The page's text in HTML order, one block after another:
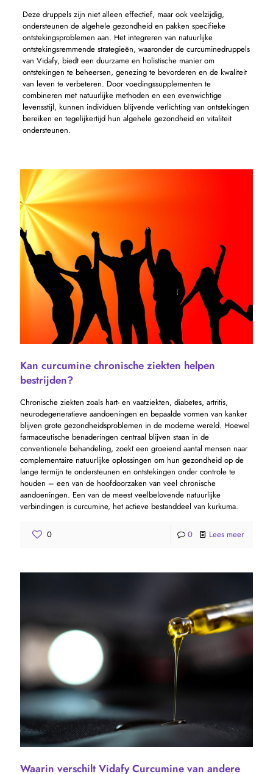
Deze druppels zijn niet alleen effectief, maar ook veelzijdig,
ondersteunen de algehele gezondheid en pakken specifieke
ontstekingsproblemen aan. Het integreren van natuurlijke
ontstekingsremmende strategieën, waaronder de curcuminedruppels
van Vidafy, biedt een duurzame en holistische manier om
ontstekingen te beheersen, genezing te bevorderen en de kwaliteit
van leven te verbeteren. Door voedingssupplementen te
combineren met natuurlijke methoden en een evenwichtige
levensstijl, kunnen individuen blijvende verlichting van ontstekingen
bereiken en tegelijkertijd hun algehele gezondheid en vitaliteit
ondersteunen.
Kan curcumine chronische ziekten helpen
bestrijden?
Chronische ziekten zoals hart- en vaatziekten, diabetes, artritis,
neurodegeneratieve aandoeningen en bepaalde vormen van kanker
blijven grote gezondheidsproblemen in de moderne wereld. Hoewel
farmaceutische benaderingen centraal blijven staan ​​in de
conventionele behandeling, zoekt een groeiend aantal mensen naar
complementaire natuurlijke oplossingen om hun gezondheid op de
lange termijn te ondersteunen en ontstekingen onder controle te
houden – een van de hoofdoorzaken van veel chronische
aandoeningen. Een van de meest veelbelovende natuurlijke
verbindingen is curcumine, het actieve bestanddeel van kurkuma.
0 0 Lees meer
Waarin verschilt Vidafy Curcumine van andere